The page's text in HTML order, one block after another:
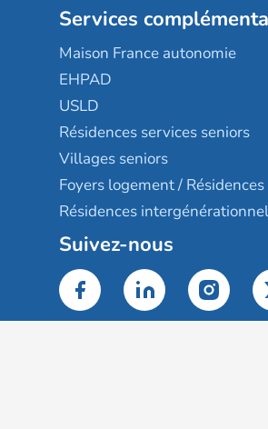
Services
Maison France autonomie
EHPAD
USLD
Résidences services seniors
Villages seniors
Foyers logement /
Résidences
Suivez-nous